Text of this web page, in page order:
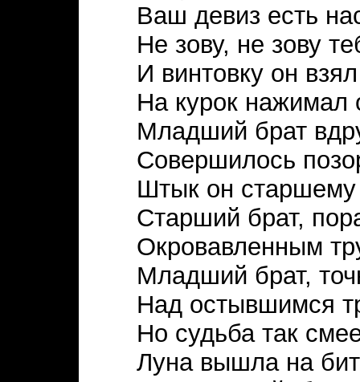
Ваш девиз есть
Не зову, не зову
И винтовку он
На курок нажимал
Младший брат
Совершилось
Штык он старшему
Старший брат,
Окровавленным
Младший брат,
Над остывшимся
Но судьба так
Луна вышла на